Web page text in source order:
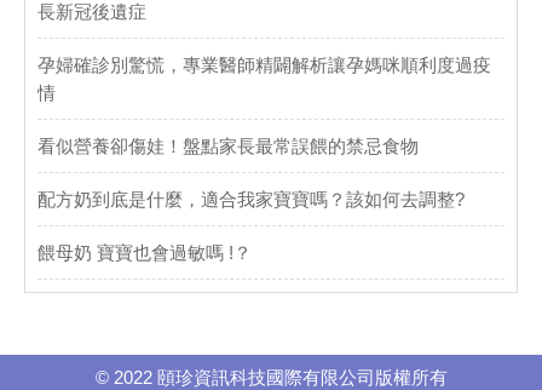
長新冠後遺症
孕婦確診別驚慌，專業醫師精闢解析讓孕媽咪順利度過疫
情
看似營養卻傷娃！盤點家長最常誤餵的禁忌食物
配方奶到底是什麼，適合我家寶寶嗎？該如何去調整?
餵母奶 寶寶也會過敏嗎 !？
© 2022 頤珍資訊科技國際有限公司版權所有